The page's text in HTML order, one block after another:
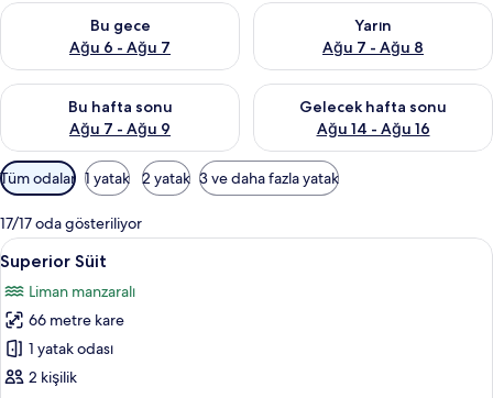
Bu gece
Ağu 6 - Ağu 7
Bu gece için müsaitliği kontrol et Ağu 6 - Ağu 7
Yarın
Ağu 7 - Ağu 8
Yarın için müsaitliği kontrol
Bu hafta sonu
Ağu 7 - Ağu 9
Bu hafta sonu için müsaitliği kontrol et Ağu 7 - Ağu 9
Gelecek hafta sonu
Ağu 14 - Ağu 16
Önümüzdeki hafta sonu için
Odalar
için
mevcut
filtreler
Tüm odalar 1 yatak 2 yatak 3 ve daha fazla yatak
17/17 oda gösteriliyor
Superior
Süit
için
tüm
fotoğrafları
görün
Superior Süit | Oturma alanı | Dijital
7
Superior Süit
Liman manzaralı
66 metre kare
1 yatak odası
2 kişilik